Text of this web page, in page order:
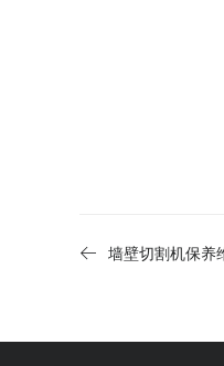
墙壁切割机保养